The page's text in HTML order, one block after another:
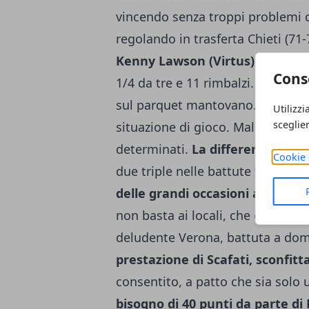
Cookie
vincendo senza troppi problemi
regolando in trasferta Chieti (71-
Kenny Lawson (Virtus)
1/4 da tre e 11 rimbalzi. Grande
sul parquet mantovano. Ottimi
situazione di gioco. Male i
determinati. La differenza, poi,
due triple nelle battute finali
delle grandi occasioni a
non basta ai locali, che cadono
deludente Verona, battuta a
prestazione di Scafati,
consentito, a patto che sia solo
bisogno di 40 punti da parte di